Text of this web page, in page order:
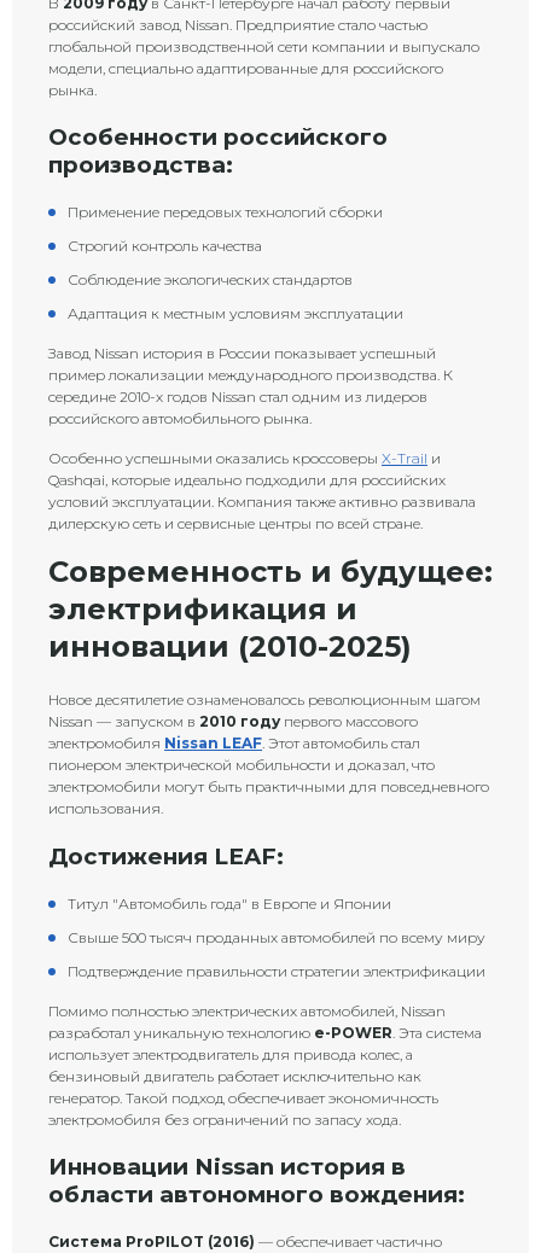
российский завод Nissan. Предприятие стало частью
глобальной производственной сети компании и выпускало
модели, специально адаптированные для российского
рынка.
Особенности российского
производства:
Применение передовых технологий сборки
Строгий контроль качества
Соблюдение экологических стандартов
Адаптация к местным условиям эксплуатации
Завод Nissan история в России показывает успешный
пример локализации международного производства. К
середине 2010-х годов Nissan стал одним из лидеров
российского автомобильного рынка.
Особенно успешными оказались кроссоверы X-Trail и
Qashqai, которые идеально подходили для российских
условий эксплуатации. Компания также активно развивала
дилерскую сеть и сервисные центры по всей стране.
Современность и будущее:
электрификация и
инновации (2010-2025)
Новое десятилетие ознаменовалось революционным шагом
Nissan — запуском в 2010 годупервого массового
электромобиля Nissan LEAF. Этот автомобиль стал
пионером электрической мобильности и доказал, что
электромобили могут быть практичными для повседневного
использования.
Достижения LEAF:
Титул "Автомобиль года" в Европе и Японии
Свыше 500 тысяч проданных автомобилей по всему миру
Подтверждение правильности стратегии электрификации
Помимо полностью электрических автомобилей, Nissan
разработал уникальную технологию e-POWER . Эта система
использует электродвигатель для привода колес, а
бензиновый двигатель работает исключительно как
генератор. Такой подход обеспечивает экономичность
электромобиля без ограничений по запасу хода.
Инновации Nissan история в
области автономного вождения:
Система ProPILOT (2016) — обеспечивает частично